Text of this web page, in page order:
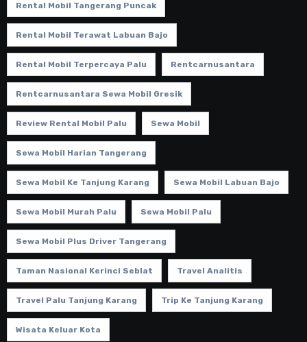
Rental Mobil Tangerang Puncak
Rental Mobil Terawat Labuan Bajo
Rental Mobil Terpercaya Palu Rentcarnusantara
Rentcarnusantara Sewa Mobil Gresik
Review Rental Mobil Palu Sewa Mobil
Sewa Mobil Harian Tangerang
Sewa Mobil Ke Tanjung Karang Sewa Mobil Labuan Bajo
Sewa Mobil Murah Palu Sewa Mobil Palu
Sewa Mobil Plus Driver Tangerang
Taman Nasional Kerinci Seblat Travel Analitis
Travel Palu Tanjung Karang Trip Ke Tanjung Karang
Wisata Keluar Kota